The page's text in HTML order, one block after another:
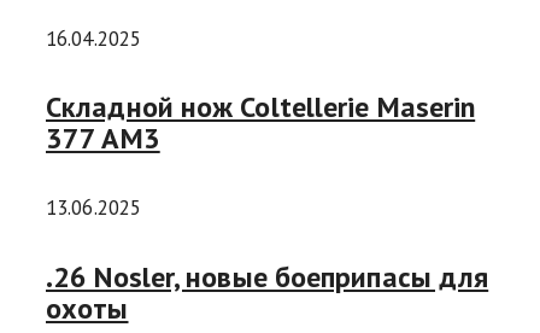
16.04.2025
Складной нож Coltellerie Maserin
377 AM3
13.06.2025
.26 Nosler, новые боеприпасы для
охоты